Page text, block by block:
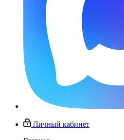
Личный кабинет